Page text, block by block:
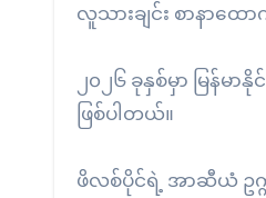
လူသားချင်း စာနာ
၂၀၂၆ ခုနှစ်မှာ မြန်
ဖြစ်ပါတယ်။
ဖိလစ်ပိုင်ရဲ့ အာဆီယံ ဥက္